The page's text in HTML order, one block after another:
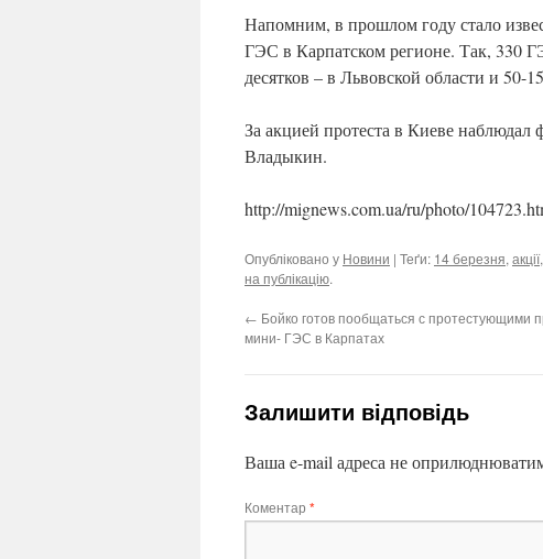
Напомним, в прошлом году стало
ГЭС в Карпатском регионе. Так, 330
десятков – в Львовской области и
За акцией протеста в Киеве наблюдал
Владыкин.
http://mignews.com.ua/ru/photo/
Опубліковано у Новини | Теґи: 14 березня, акції,
на публікацію.
← Бойко готов пообщаться с протестующими
мини- ГЭС в Карпатах
Залишити відповідь
Ваша e-mail адреса не
Коментар *